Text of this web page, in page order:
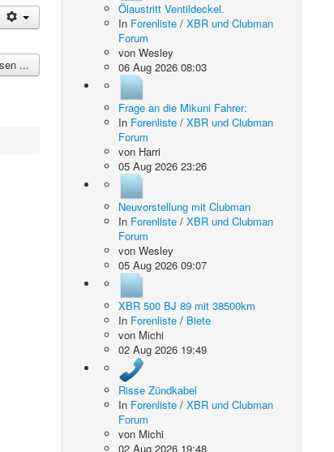
...
Ölaustritt Ventildeckel.
In Forenliste /XBR und Clubman
Forum
vonWesley
06 Aug 2026 08:03
Frage an die Mikuni Fahrer:
In Forenliste /XBR und Clubman
Forum
von Harri
05 Aug 2026 23:26
Neuvorstellung mit Clubman
In Forenliste /XBR und Clubman
Forum
vonWesley
05 Aug 2026 09:07
XBR 500 BJ 89 mit 38500km
In Forenliste / Biete
von Michi
02 Aug 2026 19:49
Risse Zündkabel
In Forenliste /XBR und Clubman
Forum
von Michi
02 Aug 2026 19:48